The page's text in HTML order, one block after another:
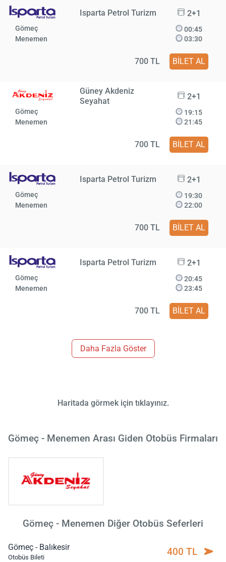
Isparta Petrol Turizm 2+1
Gömeç
Menemen
00:45
03:30
700 TL BİLET AL
Güney Akdeniz
Seyahat
2+1
Gömeç
Menemen
19:15
21:45
700 TL BİLET AL
Isparta Petrol Turizm 2+1
Gömeç
Menemen
19:30
22:00
700 TL BİLET AL
Isparta Petrol Turizm 2+1
Gömeç
Menemen
20:45
23:45
700 TL BİLET AL
Daha Fazla Göster
Haritada görmek için tıklayınız.
Gömeç - Menemen Arası Giden Otobüs Firmaları
Gömeç - Menemen Diğer Otobüs Seferleri
Gömeç - Balıkesir
Otobüs Bileti 400 TL